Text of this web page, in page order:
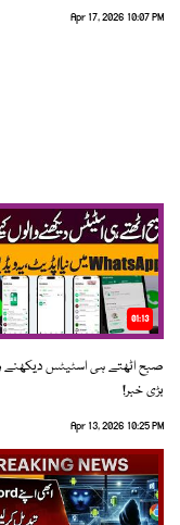
Apr 17, 2026 10:07 PM
01:13
صبح اٹھتے ہی اسٹیٹس دیکھنے
بڑی خبر!
Apr 13, 2026 10:25 PM